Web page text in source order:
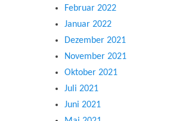
Februar 2022
Januar 2022
Dezember 2021
November 2021
Oktober 2021
Juli 2021
Juni 2021